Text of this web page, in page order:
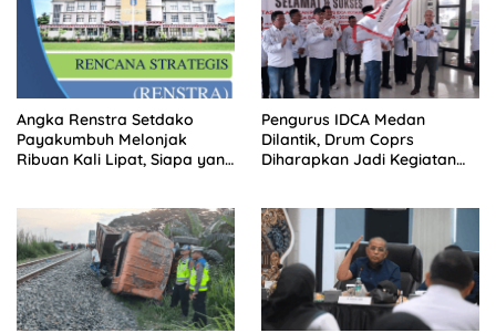
Angka Renstra Setdako
Payakumbuh Melonjak
Ribuan Kali Lipat, Siapa yang
Pengurus IDCA Medan
Dilantik, Drum Coprs
Diharapkan Jadi Kegiatan